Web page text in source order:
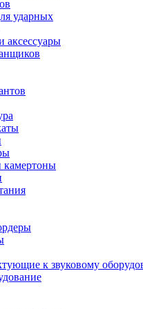
ударных
аксессуары
к звуковому